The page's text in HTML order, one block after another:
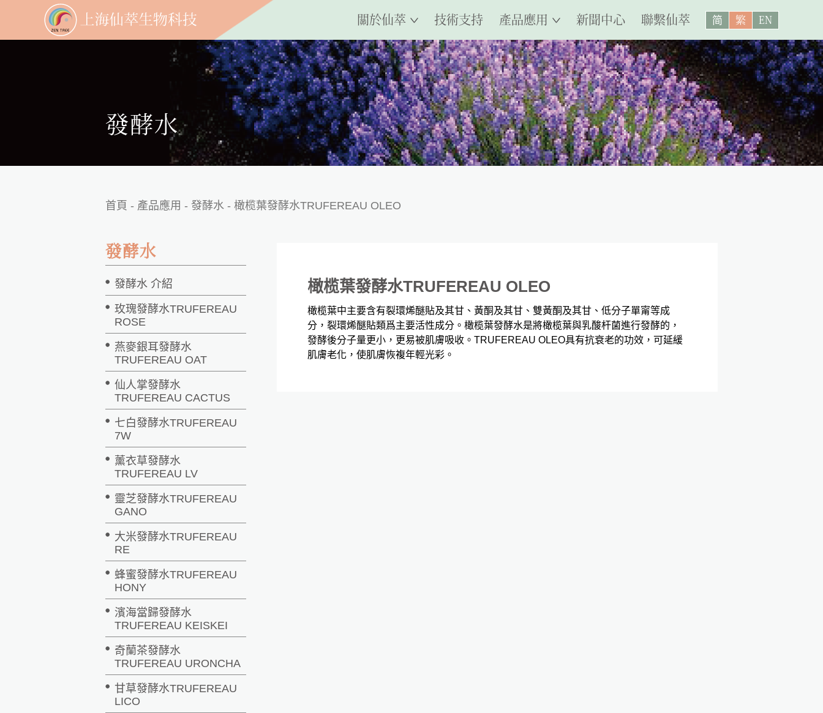
關於仙萃 技術支持 產品應用 新聞中心 聯繫仙萃 简 繁 EN
發酵水
首頁 - 產品應用 - 發酵水 - 橄榄葉發酵水TRUFEREAU OLEO
發酵水
發酵水 介紹
玫瑰發酵水TRUFEREAU
ROSE
燕麥銀耳發酵水
TRUFEREAU OAT
仙人掌發酵水
TRUFEREAU CACTUS
七白發酵水TRUFEREAU
7W
薰衣草發酵水
TRUFEREAU LV
靈芝發酵水TRUFEREAU
GANO
大米發酵水TRUFEREAU
RE
蜂蜜發酵水TRUFEREAU
HONY
濱海當歸發酵水
TRUFEREAU KEISKEI
奇蘭茶發酵水
TRUFEREAU URONCHA
甘草發酵水TRUFEREAU
LICO
橄榄葉發酵水TRUFEREAU OLEO
橄榄葉中主要含有裂環烯醚貼及其甘、黃酮及其甘、雙黃酮及其甘、低分子單甯等成
分，裂環烯醚貼類爲主要活性成分。橄榄葉發酵水是將橄榄葉與乳酸杆菌進行發酵的，
發酵後分子量更小，更易被肌膚吸收。TRUFEREAU OLEO具有抗衰老的功效，可延緩
肌膚老化，使肌膚恢複年輕光彩。